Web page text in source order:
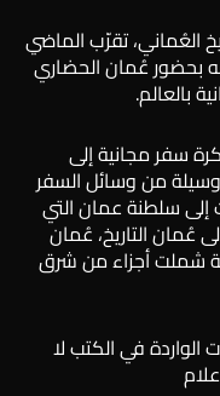
العُماني، تقرّب الماضي
بحضور عُمان الحضاري
بالعالم.
سفر مجانية إلى
من وسائل السفر
إلى سلطنة عمان التي
عُمان التاريخ، عُمان
شملت أجزاء من شرق
الواردة في الكتب لا